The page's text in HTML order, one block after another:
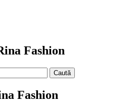
Fashion
Fashion